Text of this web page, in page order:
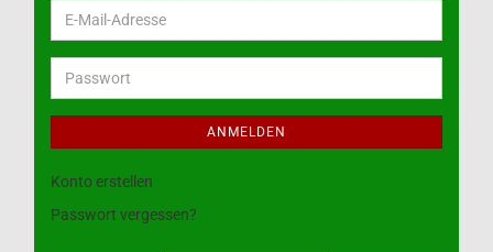
E-
Mail-
Adresse
Passwort
ANMELDEN
Konto erstellen
Passwort vergessen?